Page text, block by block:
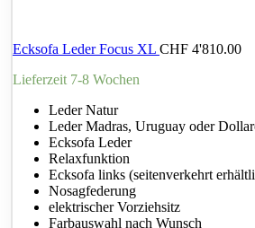
Ecksofa Leder Focus XL CHF 4'810.00
Lieferzeit 7-8 Wochen
Leder Natur
Leder Madras, Uruguay oder
Ecksofa Leder
Relaxfunktion
Ecksofa links (seitenverkehrt
Nosagfederung
elektrischer Vorziehsitz
Farbauswahl nach Wunsch